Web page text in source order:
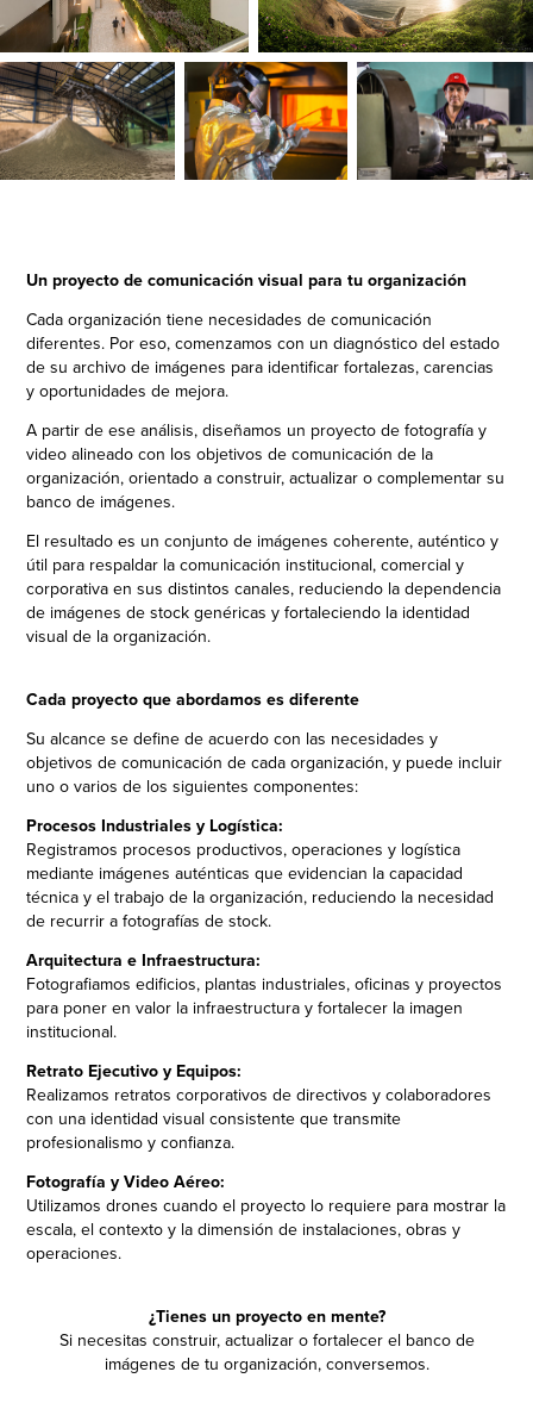
Un proyecto de comunicación visual para tu organización
Cada organización tiene necesidades de comunicación
diferentes. Por eso, comenzamos con un diagnóstico del estado
de su archivo de imágenes para identificar fortalezas, carencias
y oportunidades de mejora.
A partir de ese análisis, diseñamos un proyecto de fotografía y
video alineado con los objetivos de comunicación de la
organización, orientado a construir, actualizar o complementar su
banco de imágenes.
El resultado es un conjunto de imágenes coherente, auténtico y
útil para respaldar la comunicación institucional, comercial y
corporativa en sus distintos canales, reduciendo la dependencia
de imágenes de stock genéricas y fortaleciendo la identidad
visual de la organización.
Cada proyecto que abordamos es diferente
Su alcance se define de acuerdo con las necesidades y
objetivos de comunicación de cada organización, y puede incluir
uno o varios de los siguientes componentes:
Procesos Industriales y Logística:
Registramos procesos productivos, operaciones y logística
mediante imágenes auténticas que evidencian la capacidad
técnica y el trabajo de la organización, reduciendo la necesidad
de recurrir a fotografías de stock.
Arquitectura e Infraestructura:
Fotografiamos edificios, plantas industriales, oficinas y proyectos
para poner en valor la infraestructura y fortalecer la imagen
institucional.
Retrato Ejecutivo y Equipos:
Realizamos retratos corporativos de directivos y colaboradores
con una identidad visual consistente que transmite
profesionalismo y confianza.
Fotografía y Video Aéreo:
Utilizamos drones cuando el proyecto lo requiere para mostrar la
escala, el contexto y la dimensión de instalaciones, obras y
operaciones.
¿Tienes un proyecto en mente?
Si necesitas construir, actualizar o fortalecer el banco de
imágenes de tu organización, conversemos.